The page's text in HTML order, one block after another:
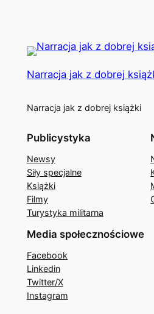
Narracja jak z dobrej
Narracja jak z dobrej książki
Publicystyka
Newsy
Siły specjalne
Książki
Filmy
Turystyka militarna
Media społecznościowe
Facebook
Linkedin
Twitter/X
Instagram